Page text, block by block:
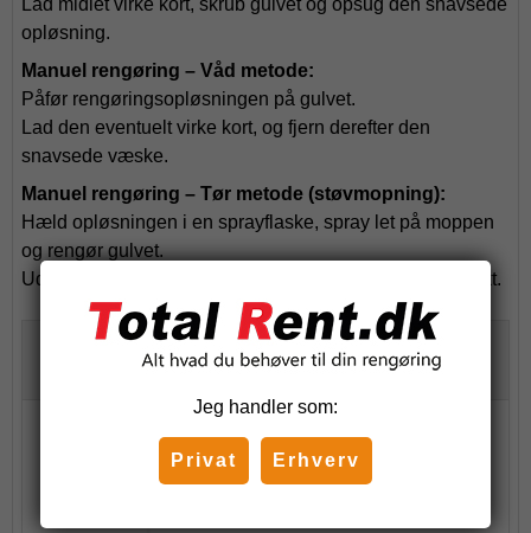
Lad midlet virke kort, skrub gulvet og opsug den snavsede
opløsning.
Manuel rengøring – Våd metode:
Påfør rengøringsopløsningen på gulvet.
Lad den eventuelt virke kort, og fjern derefter den
snavsede væske.
Manuel rengøring – Tør metode (støvmopning):
Hæld opløsningen i en sprayflaske, spray let på moppen
og rengør gulvet.
Udskift eller rens moppen regelmæssigt for optimal effekt.
98,75 DKK
Jeg handler som:
Privat Erhverv